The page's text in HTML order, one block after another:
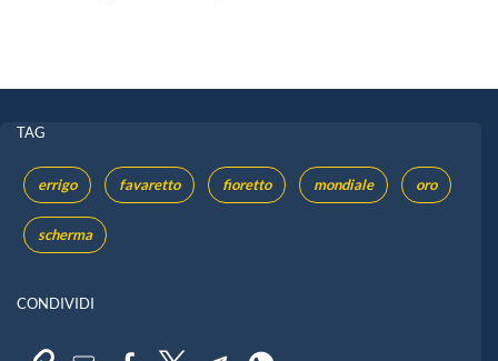
TAG
errigo favaretto fioretto mondiale oro
scherma
CONDIVIDI